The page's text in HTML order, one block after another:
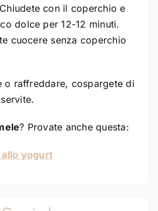
con il coperchio e
dolce per 12-12 minuti.
cuocere senza coperchio
o raffreddare, cospargete di
? Provate anche questa:
yogurt